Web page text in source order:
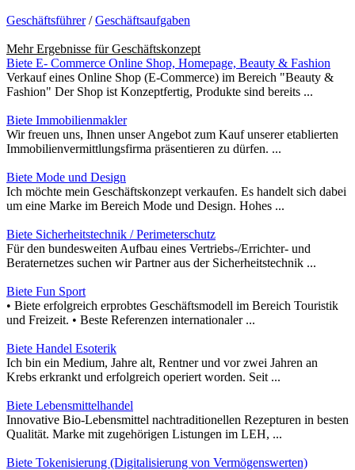
Geschäftsführer/Geschäftsaufgaben
Mehr Ergebnisse fürGeschäftskonzept
Biete E- Commerce Online Shop, Homepage, Beauty & Fashion
Verkauf eines Online Shop (E-Commerce) im Bereich "Beauty &
Fashion" Der Shop ist Konzeptfertig, Produkte sind bereits ...
Biete Immobilienmakler
Wir freuen uns, Ihnen unser Angebot zum Kauf unserer etablierten
Immobilienvermittlungsfirma präsentieren zu dürfen. ...
Biete Mode und Design
Ich möchte mein Geschäftskonzept verkaufen. Es handelt sich dabei
um eine Marke im Bereich Mode und Design. Hohes ...
Biete Sicherheitstechnik / Perimeterschutz
Für den bundesweiten Aufbau eines Vertriebs-/Errichter- und
Beraternetzes suchen wir Partner aus der Sicherheitstechnik ...
Biete Fun Sport
• Biete erfolgreich erprobtes Geschäftsmodell im Bereich Touristik
und Freizeit. • Beste Referenzen internationaler ...
Biete Handel Esoterik
Ich bin ein Medium, Jahre alt, Rentner und vor zwei Jahren an
Krebs erkrankt und erfolgreich operiert worden. Seit ...
Biete Lebensmittelhandel
Innovative Bio-Lebensmittel nachtraditionellen Rezepturen in besten
Qualität. Marke mit zugehörigen Listungen im LEH, ...
Biete Tokenisierung (Digitalisierung von Vermögenswerten)